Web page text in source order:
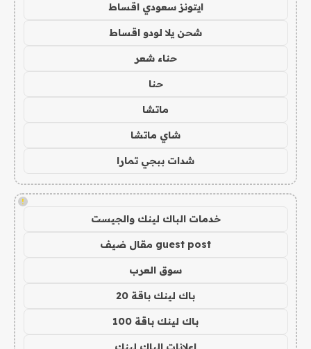
ايتونز سعودي اقساط
شحن يلا لودو اقساط
حناء شعر
حنا
ماتشا
شاي ماتشا
شدات ببجي تمارا
!
خدمات الباك لينك والجيست
guest post مقال ضيف
سوق العرب
باك لينك باقة 20
باك لينك باقة 100